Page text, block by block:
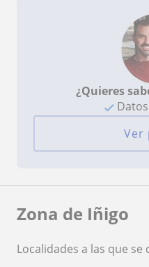
¿Quieres
Datos
Ver
Zona de Iñigo
Localidades a las que se